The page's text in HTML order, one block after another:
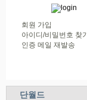
회원 가입
아이디/비밀번호 찾기
인증 메일 재발송
단월드